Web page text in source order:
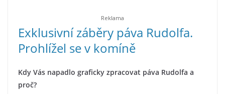
Exklusivní záběry páva Rudolfa.
Prohlížel se v komíně
Kdy Vás napadlo graficky zpracovat páva Rudolfa a
proč?